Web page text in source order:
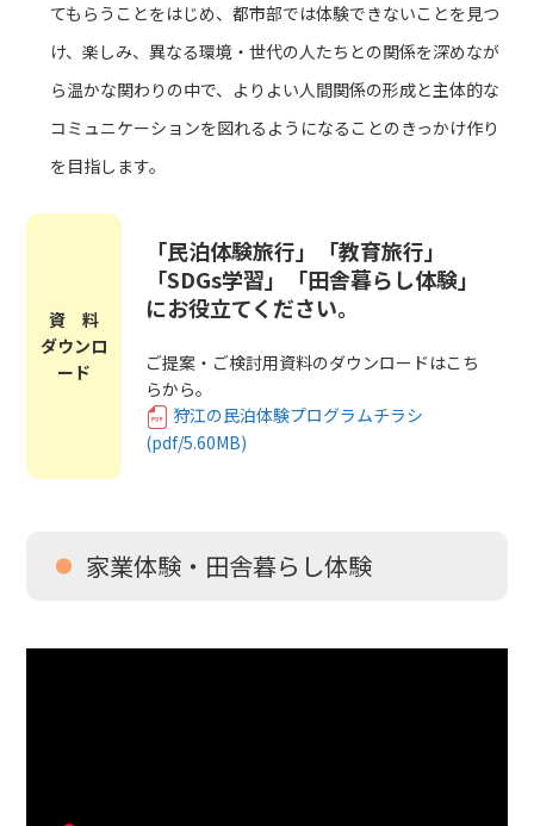
てもらうことをはじめ、都市部では体験できないことを見つ
け、楽しみ、異なる環境・世代の人たちとの関係を深めなが
ら温かな関わりの中で、よりよい人間関係の形成と主体的な
コミュニケーションを図れるようになることのきっかけ作り
を目指します。
資 料
ダウンロ
ード
「民泊体験旅行」「教育旅行」
「SDGs学習」「田舎暮らし体験」
にお役立てください。
ご提案・ご検討用資料のダウンロードはこち
らから。
狩江の民泊体験プログラムチラシ
(pdf/5.60MB)
家業体験・田舎暮らし体験